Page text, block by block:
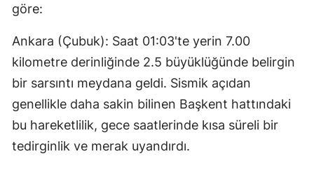
göre:
Ankara (Çubuk): Saat 01:03'te yerin 7.00
kilometre derinliğinde 2.5 büyüklüğünde belirgin
bir sarsıntı meydana geldi. Sismik açıdan
genellikle daha sakin bilinen Başkent hattındaki
bu hareketlilik, gece saatlerinde kısa süreli bir
tedirginlik ve merak uyandırdı.